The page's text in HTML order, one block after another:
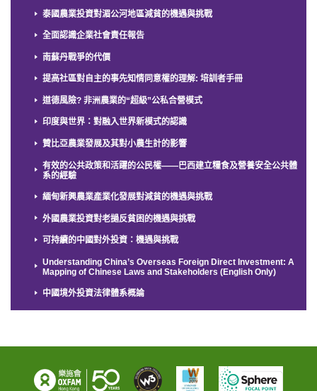
泰國農業投資對湄公河地區減貧的機遇與挑戰
全面認識企業社會責任報告
南蘇丹戰爭的代價
提高社區對自主的事先知情同意權的理解: 培訓者手冊
道德風險? 非洲農業的“超級”公私合營模式
印度與世界：對融入世界新模式的認識
贊比亞農業發展及其對小農生計的影響
有效的公共政策和活躍的公民權——巴西建立糧食及營養安全公共體
系的經驗
緬甸新興農業產業化發展對減貧的機遇與挑戰
外國農業投資對老撾反貧困的機遇與挑戰
可持續的中國對外投資：機遇與挑戰
Understanding China’s Overseas Foreign Direct Investment: A
Mapping of Chinese Laws and Stakeholders (English Only)
中國境外投資法律體系概論